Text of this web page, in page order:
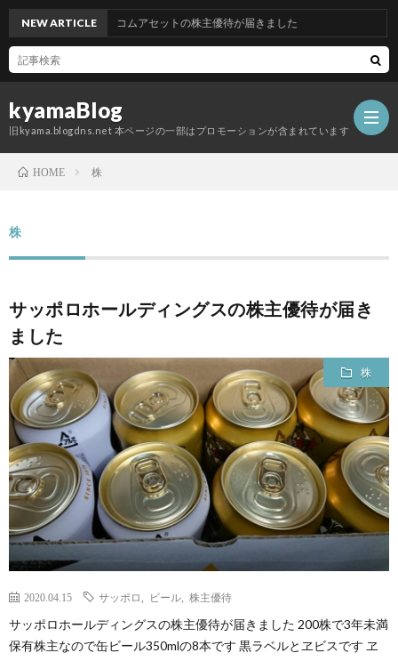
kyamaBlog
旧kyama.blogdns.net 本ページの一部はプロモーションが含まれています
NEW ARTICLE
グッドコムアセットの株主優待が届きました
HOME 株
株
サッポロホールディングスの株主優待が届き
ました
株
2020.04.15 サッポロ ビール 株主優待
サッポロホールディングスの株主優待が届きました 200株で3年未満
保有株主なので缶ビール350mlの8本です 黒ラベルとヱビスです ヱ